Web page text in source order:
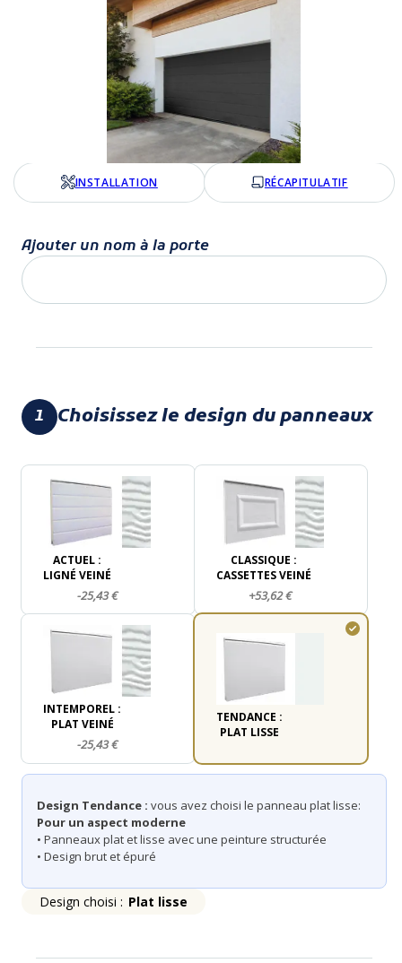
INSTALLATION RÉCAPITULATIF
Ajouter un nom à la porte
1 Choisissez le design du panneaux
Design choisi : Plat lisse
ACTUEL :
LIGNÉ VEINÉ
-25,43 €
CLASSIQUE :
CASSETTES VEINÉ
+53,62 €
INTEMPOREL :
PLAT VEINÉ
-25,43 €
TENDANCE :
PLAT LISSE
Design Tendance : vous avez choisi le panneau plat lisse:
Pour un aspect moderne
• Panneaux plat et lisse avec une peinture structurée
• Design brut et épuré